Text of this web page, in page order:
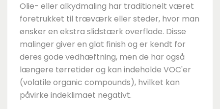
Olie- eller alkydmaling har traditionelt været
foretrukket til træværk eller steder, hvor man
ønsker en ekstra slidstærk overflade. Disse
malinger giver en glat finish og er kendt for
deres gode vedhæftning, men de har også
længere tørretider og kan indeholde VOC'er
(volatile organic compounds), hvilket kan
påvirke indeklimaet negativt.